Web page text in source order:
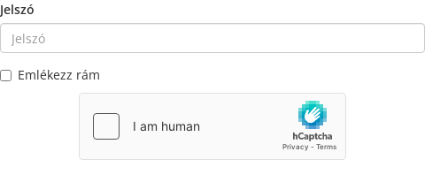
Jelszó
Emlékezz rám